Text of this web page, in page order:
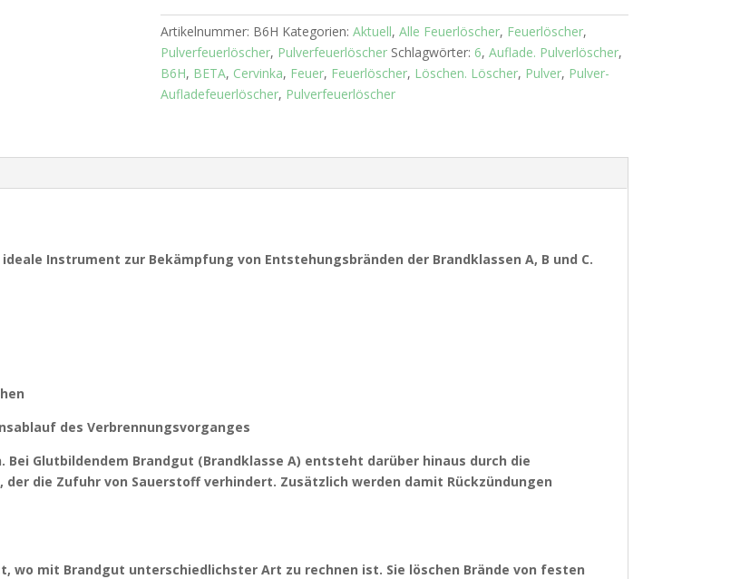
Menge
Artikelnummer: B6H Kategorien: Aktuell, Alle Feuerlöscher, Feuerlöscher,
Pulverfeuerlöscher, Pulverfeuerlöscher Schlagwörter: 6, Auflade. Pulverlöscher,
B6H, BETA, Cervinka, Feuer, Feuerlöscher, Löschen. Löscher, Pulver, Pulver-
Aufladefeuerlöscher, Pulverfeuerlöscher
Instrument zur Bekämpfung von Entstehungsbränden der Brandklassen A, B und C.
des Verbrennungsvorganges
Glutbildendem Brandgut (Brandklasse A) entsteht darüber hinaus durch die
die Zufuhr von Sauerstoff verhindert. Zusätzlich werden damit Rückzündungen
wo mit Brandgut unterschiedlichster Art zu rechnen ist. Sie löschen Brände von festen